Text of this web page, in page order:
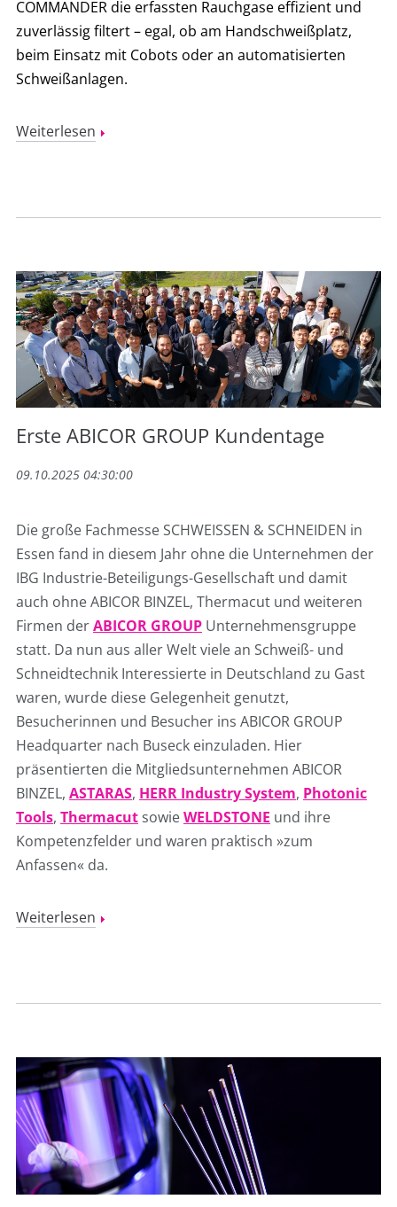
COMMANDER die erfassten Rauchgase effizient und
zuverlässig filtert – egal, ob am Handschweißplatz,
beim Einsatz mit Cobots oder an automatisierten
Schweißanlagen.
Weiterlesen
Erste ABICOR GROUP Kundentage
09.10.2025 04:30:00
Die große Fachmesse SCHWEISSEN & SCHNEIDEN in
Essen fand in diesem Jahr ohne die Unternehmen der
IBG Industrie-Beteiligungs-Gesellschaft und damit
auch ohne ABICOR BINZEL, Thermacut und weiteren
Firmen derABICOR GROUP Unternehmensgruppe
statt. Da nun aus aller Welt viele an Schweiß- und
Schneidtechnik Interessierte in Deutschland zu Gast
waren, wurde diese Gelegenheit genutzt,
Besucherinnen und Besucher ins ABICOR GROUP
Headquarter nach Buseck einzuladen. Hier
präsentierten die Mitgliedsunternehmen ABICOR
BINZEL, ASTARAS, HERR Industry System, Photonic
Tools, Thermacut sowieWELDSTONE und ihre
Kompetenzfelder und waren praktisch »zum
Anfassen« da.
Weiterlesen